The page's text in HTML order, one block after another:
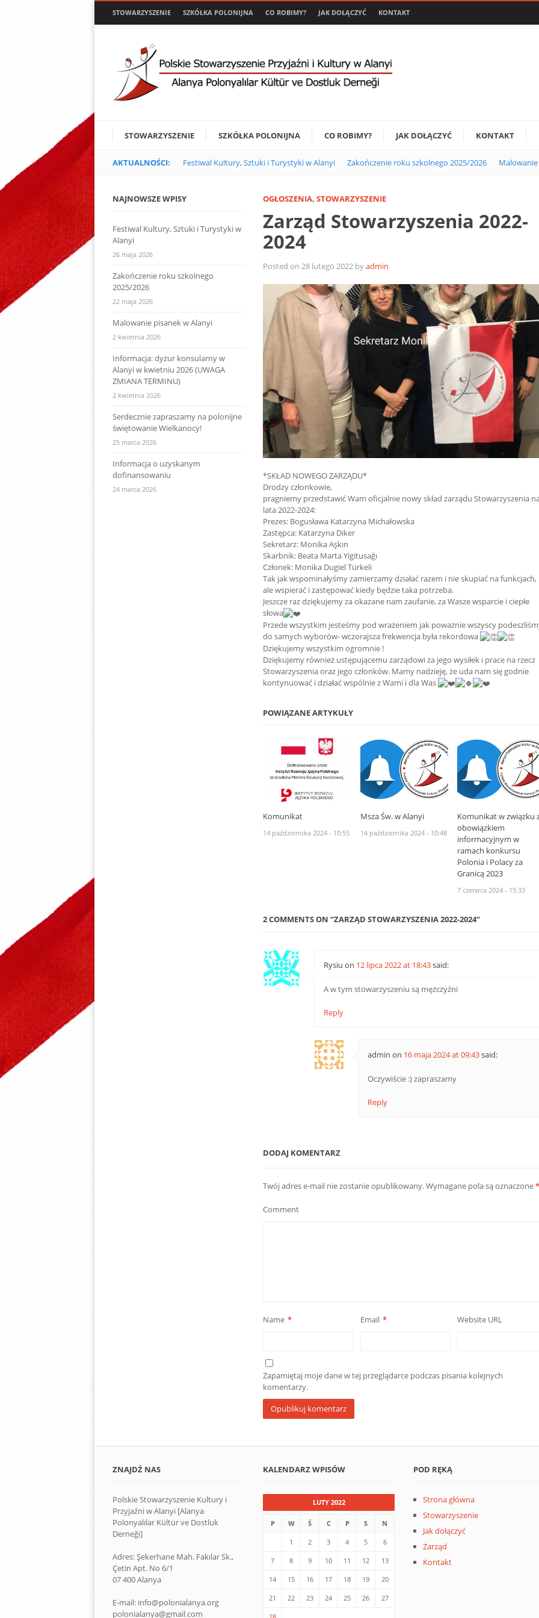
STOWARZYSZENIE SZKÓŁKA POLONIJNA CO ROBIMY? JAK DOŁĄCZYĆ KONTAKT
STOWARZYSZENIE SZKÓŁKA POLONIJNA CO ROBIMY? JAK DOŁĄCZYĆ KONTAKT
AKTUALNOŚCI: Festiwal Kultury, Sztuki i Turystyki w Alanyi Zakończenie roku szkolnego 2025/2026
OGŁOSZENIA, STOWARZYSZENIE
Zarząd Stowarzyszenia 2022-
2024
Posted on 28 lutego 2022 byadmin
*SKŁAD NOWEGO ZARZĄDU*
Drodzy członkowie,
pragniemy przedstawić Wam oficjalnie nowy skład zarządu Stowarzyszenia
lata 2022-2024:
Prezes: Bogusława Katarzyna Michałowska
Zastępca: Katarzyna Diker
Sekretarz: Monika Aşkın
Skarbnik: Beata Marta Yigitusağı
Członek: Monika Dugiel Türkeli
Tak jak wspominałyśmy zamierzamy działać razem i nie skupiać na funkcjach,
ale wspierać i zastępować kiedy będzie taka potrzeba.
Jeszcze raz dziękujemy za okazane nam zaufanie, za Wasze wsparcie i ciepłe
słowa
Przede wszystkim jesteśmy pod wrażeniem jak poważnie wszyscy
do samych wyborów- wczorajsza frekwencja była rekordowa
Dziękujemy wszystkim ogromnie !
Dziękujemy również ustępującemu zarządowi za jego wysiłek i prace na rzecz
Stowarzyszenia oraz jego członków. Mamy nadzieję, że uda nam się godnie
kontynuować i działać wspólnie z Wami i dla Was
POWIĄZANE ARTYKUŁY
Komunikat
14 października 2024 - 10:55
Msza Św. w Alanyi
14 października 2024 - 10:48
Komunikat w związku
obowiązkiem
informacyjnym w
ramach konkursu
Polonia i Polacy za
Granicą 2023
7 czerwca 2024 - 15:33
2 COMMENTS ON “ZARZĄD STOWARZYSZENIA 2022-2024”
Rysiu on 12 lipca 2022 at 18:43said:
A w tym stowarzyszeniu są mężczyźni
Reply
admin on 16 maja 2024 at 09:43said:
Oczywiście :) zapraszamy
Reply
DODAJ KOMENTARZ
Twój adres e-mail nie zostanie opublikowany.Wymagane pola są oznaczone*
Comment
Name * Email * Website URL
Zapamiętaj moje dane w tej przeglądarce podczas pisania kolejnych
komentarzy.
NAJNOWSZE WPISY
Festiwal Kultury, Sztuki i Turystyki w
Alanyi
26 maja 2026
Zakończenie roku szkolnego
2025/2026
22 maja 2026
Malowanie pisanek w Alanyi
2 kwietnia 2026
Informacja: dyżur konsularny w
Alanyi w kwietniu 2026 (UWAGA
ZMIANA TERMINU)
2 kwietnia 2026
Serdecznie zapraszamy na polonijne
świętowanie Wielkanocy!
25 marca 2026
Informacja o uzyskanym
dofinansowaniu
24 marca 2026
ZNAJDŹ NAS
Polskie Stowarzyszenie Kultury i
Przyjaźni w Alanyi [Alanya
Polonyalılar Kültür ve Dostluk
Derneği]
Adres: Şekerhane Mah. Fakılar Sk.,
Çetin Apt. No 6/1
07 400 Alanya
E-mail: info@polonialanya.org
polonialanya@gmail.com
KALENDARZ WPISÓW
LUTY 2022
P W Ś C P S N
1 2 3 4 5 6
7 8 9 10 11 12 13
14 15 16 17 18 19 20
21 22 23 24 25 26 27
POD RĘKĄ
Strona główna
Stowarzyszenie
Jak dołączyć
Zarząd
Kontakt